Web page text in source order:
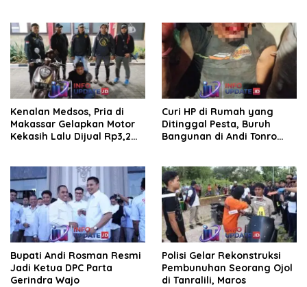
Kenalan Medsos, Pria di
Makassar Gelapkan Motor
Kekasih Lalu Dijual Rp3,2
Curi HP di Rumah yang
Ditinggal Pesta, Buruh
Bangunan di Andi Tonro
Bupati Andi Rosman Resmi
Jadi Ketua DPC Parta
Gerindra Wajo
Polisi Gelar Rekonstruksi
Pembunuhan Seorang Ojol
di Tanralili, Maros